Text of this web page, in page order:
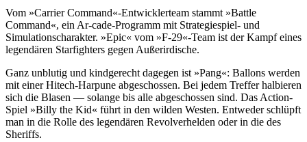
Vom »Carrier Command«-Entwicklerteam stammt »Battle
Command«, ein Ar-cade-Programm mit Strategiespiel- und
Simulationscharakter. »Epic« vom »F-29«-Team ist der Kampf eines
legendären Starfighters gegen Außerirdische.
Ganz unblutig und kindgerecht dagegen ist »Pang«: Ballons werden
mit einer Hitech-Harpune abgeschossen. Bei jedem Treffer halbieren
sich die Blasen — solange bis alle abgeschossen sind. Das Action-
Spiel »Billy the Kid« führt in den wilden Westen. Entweder schlüpft
man in die Rolle des legendären Revolverhelden oder in die des
Sheriffs.